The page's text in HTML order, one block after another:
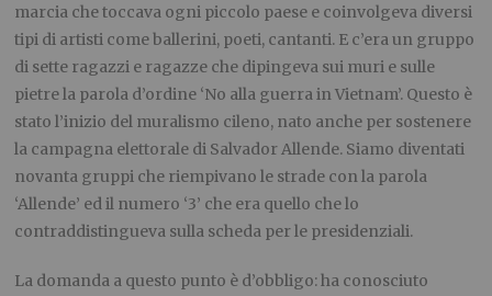
marcia che toccava ogni piccolo paese e coinvolgeva diversi
tipi di artisti come ballerini, poeti, cantanti. E c’era un gruppo
di sette ragazzi e ragazze che dipingeva sui muri e sulle
pietre la parola d’ordine ‘No alla guerra in Vietnam’. Questo è
stato l’inizio del muralismo cileno, nato anche per sostenere
la campagna elettorale di Salvador Allende. Siamo diventati
novanta gruppi che riempivano le strade con la parola
‘Allende’ ed il numero ‘3’ che era quello che lo
contraddistingueva sulla scheda per le presidenziali.
La domanda a questo punto è d’obbligo: ha conosciuto